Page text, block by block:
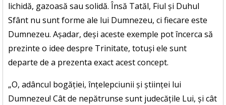
lichidă, gazoasă sau solidă. Însă Tatăl, Fiul și Duhul
Sfânt nu sunt forme ale lui Dumnezeu, ci fiecare este
Dumnezeu. Așadar, deși aceste exemple pot încerca să
prezinte o idee despre Trinitate, totuși ele sunt
departe de a prezenta exact acest concept.
„O, adâncul bogăției, înțelepciunii și științei lui
Dumnezeu! Cât de nepătrunse sunt judecățile Lui, și cât